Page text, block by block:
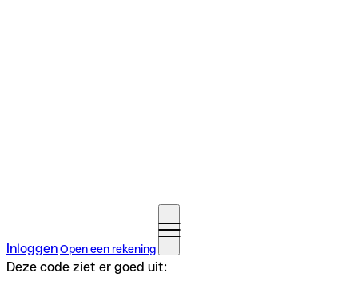
InloggenOpen een rekening
Deze code ziet er goed uit: